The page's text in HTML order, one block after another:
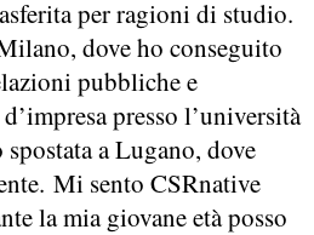
per ragioni di studio.
dove ho conseguito
pubbliche e
presso l’università
a Lugano, dove
Mi sento CSRnative
la mia giovane età posso